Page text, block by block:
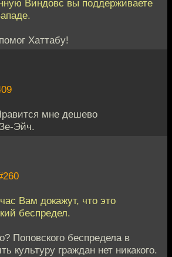
Виндовс вы поддерживаете
Хаттабу!
мне дешево
Эйч.
Вам докажут, что это
беспредел.
Поповского беспредела в
культуру граждан нет никакого.